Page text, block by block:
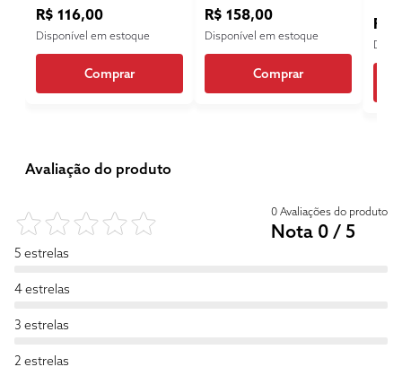
R$ 116,00
Disponível em estoque
Comprar
R$ 158,00
Disponível em estoque
Comprar
R$
Avaliação do produto
0 Avaliações do produto
Nota 0 / 5
5 estrelas
4 estrelas
3 estrelas
2 estrelas